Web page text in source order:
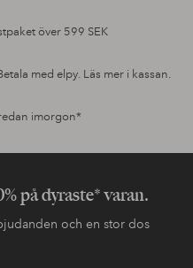
över 599 SEK
med elpy. Läs mer i kassan.
imorgon*
på dyraste* varan.
och en stor dos